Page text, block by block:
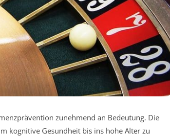
zunehmend an Bedeutung. Die
kognitive Gesundheit bis ins hohe Alter zu